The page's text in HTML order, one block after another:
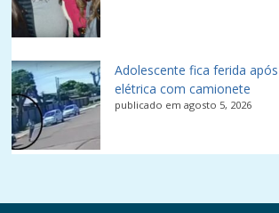
Adolescente fica ferida
elétrica com camionete
publicado em agosto 5, 2026